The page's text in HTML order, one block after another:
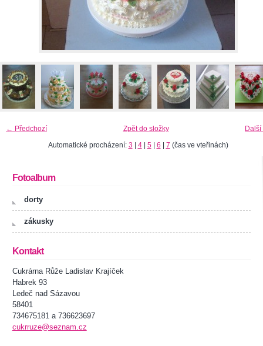
← Předchozí
Zpět do složky
Automatické procházení: 3 4| 5| 6 7 (čas ve vteřinách)
Fotoalbum
dorty
zákusky
Kontakt
Cukrárna Růže Ladislav Krajíček
Habrek 93
Ledeč nad Sázavou
58401
734675181 a 736623697
cukrruze@seznam.cz